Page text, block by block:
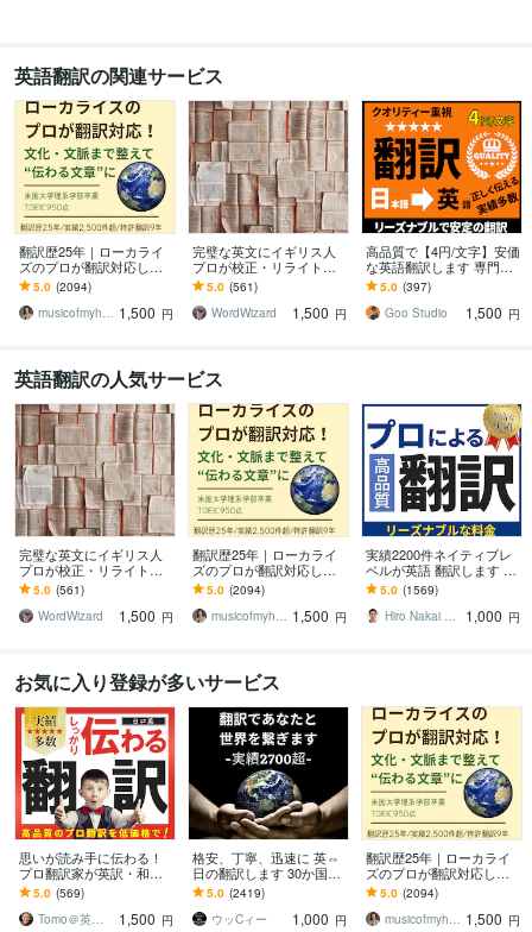
英語翻訳の関連サービス
翻訳歴25年｜ローカライ
ズのプロが翻訳対応しま
す 翻訳を超えたローカラ
イゼーションで自然な表
現に仕上げます
5.0 (2094)
musicofmyheart 1,500 円
完璧な英文にイギリス人
プロが校正・リライトし
ます プロ歴40年！伝わる
だけでなく、読む人を惹
きつける英文に。
5.0 (561)
WordWizard
1,500 円
高品質で【4円/文字】安価
な英語翻訳します 専門
書、論文やレポートも安
定の日英翻訳 (AI翻訳無
し)
5.0 (397)
Goo Studio
1,500 円
英語翻訳の人気サービス
完璧な英文にイギリス人
プロが校正・リライトし
ます プロ歴40年！伝わる
だけでなく、読む人を惹
きつける英文に。
5.0 (561)
WordWizard
1,500 円
翻訳歴25年｜ローカライ
ズのプロが翻訳対応しま
す 翻訳を超えたローカラ
イゼーションで自然な表
現に仕上げます
5.0 (2094)
musicofmyheart 1,500 円
実績2200件ネイティブレ
ベルが英語 翻訳します 3
円／文字 TOEIC940ビジ
ネス経験ある翻訳プロが
対応
5.0 (1569)
Hiro Nakai 翻訳アップデート
1,000 円
お気に入り登録が多いサービス
思いが読み手に伝わる！
プロ翻訳家が英訳・和訳
します 実績多数！国内外
で実務翻訳歴10年！高品
質・安価・高い信頼性
5.0 (569)
Tomo＠英語翻訳家
1,500 円
格安、丁寧、迅速に 英⇔
日の翻訳します 30か国世
界を飛び回った経験を活
かし、あなたと世界を繋
ぎます
5.0 (2419)
ウッCィー
1,000 円
翻訳歴25年｜ローカライ
ズのプロが翻訳対応しま
す 翻訳を超えたローカラ
イゼーションで自然な表
現に仕上げます
5.0 (2094)
musicofmyheart 1,500 円